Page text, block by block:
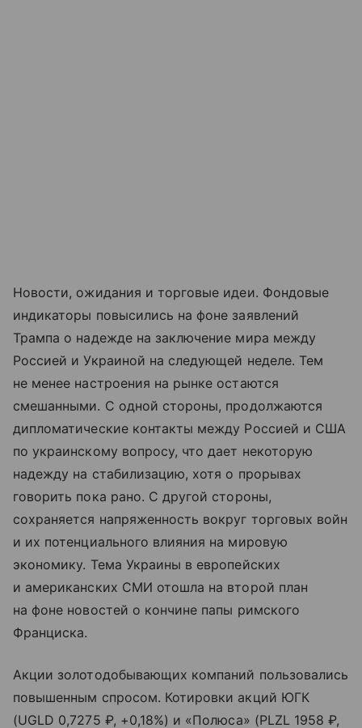
Новости, ожидания и торговые идеи. Фондовые
индикаторы повысились на фоне заявлений
Трампа о надежде на заключение мира между
Россией и Украиной на следующей неделе. Тем
не менее настроения на рынке остаются
смешанными. С одной стороны, продолжаются
дипломатические контакты между Россией и США
по украинскому вопросу, что дает некоторую
надежду на стабилизацию, хотя о прорывах
говорить пока рано. С другой стороны,
сохраняется напряженность вокруг торговых войн
и их потенциального влияния на мировую
экономику. Тема Украины в европейских
и американских СМИ отошла на второй план
на фоне новостей о кончине папы римского
Франциска.
Акции золотодобывающих компаний пользовались
повышенным спросом. Котировки акций ЮГК
(UGLD 0,7275 ₽, +0,18%) и «Полюса» (PLZL 1958 ₽,